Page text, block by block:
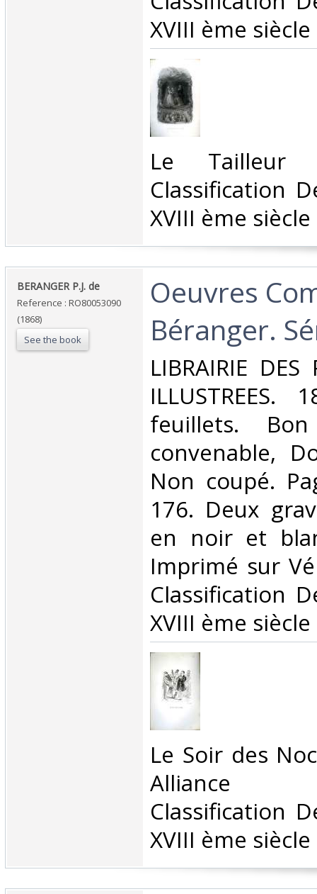
XVIII ème siècle‎
‎Le
Classification
XVIII ème siècle‎
‎BERANGER P.J. de‎
Reference : RO80053090
(1868)
See the book
‎Oeuvres
Béranger.
‎LIBRAIRIE DES
feuillets.
convenable,
Non coupé.
176. Deux
en noir et
Imprimé sur
Classification
XVIII ème siècle‎
‎Le Soir des
Alliance
Classification
XVIII ème siècle‎